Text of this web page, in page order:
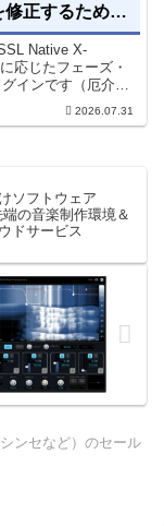
正するための
Native X-
応じたフェーズ・
インです（厄介な
ための直感的なツ
周波数で位相をシフ
2026.07.31
ソフトウェア
端の音楽制作環境＆
ドサービス
ンセなど）のセール